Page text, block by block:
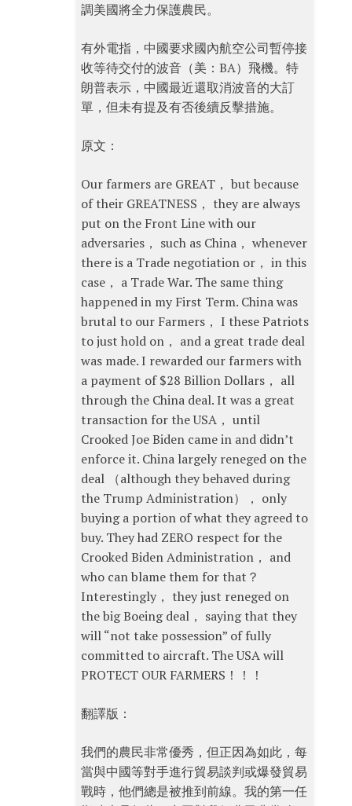
調美國將全力保護農民。
有外電指，中國要求國內航空公司暫停接
收等待交付的波音（美：BA）飛機。特
朗普表示，中國最近還取消波音的大訂
單，但未有提及有否後續反擊措施。
原文：
Our farmers are GREAT， but because
of their GREATNESS， they are always
put on the Front Line with our
adversaries， such as China， whenever
there is a Trade negotiation or， in this
case， a Trade War. The same thing
happened in my First Term. China was
brutal to our Farmers， I these Patriots
to just hold on， and a great trade deal
was made. I rewarded our farmers with
a payment of $28 Billion Dollars， all
through the China deal. It was a great
transaction for the USA， until
Crooked Joe Biden came in and didn’t
enforce it. China largely reneged on the
deal （although they behaved during
the Trump Administration）， only
buying a portion of what they agreed to
buy. They had ZERO respect for the
Crooked Biden Administration， and
who can blame them for that？
Interestingly， they just reneged on
the big Boeing deal， saying that they
will “not take possession” of fully
committed to aircraft. The USA will
PROTECT OUR FARMERS！！！
翻譯版：
我們的農民非常優秀，但正因為如此，每
當與中國等對手進行貿易談判或爆發貿易
戰時，他們總是被推到前線。我的第一任